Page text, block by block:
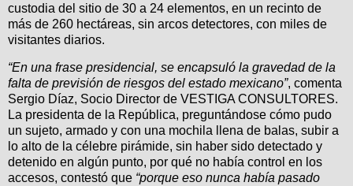
custodia del sitio de 30 a 24 elementos, en un recinto de
más de 260 hectáreas, sin arcos detectores, con miles de
visitantes diarios.
“En una frase presidencial, se encapsuló la gravedad de la
falta de previsión de riesgos del estado mexicano”, comenta
Sergio Díaz, Socio Director de VESTIGA CONSULTORES.
La presidenta de la República, preguntándose cómo pudo
un sujeto, armado y con una mochila llena de balas, subir a
lo alto de la célebre pirámide, sin haber sido detectado y
detenido en algún punto, por qué no había control en los
accesos, contestó que “porque eso nunca había pasado